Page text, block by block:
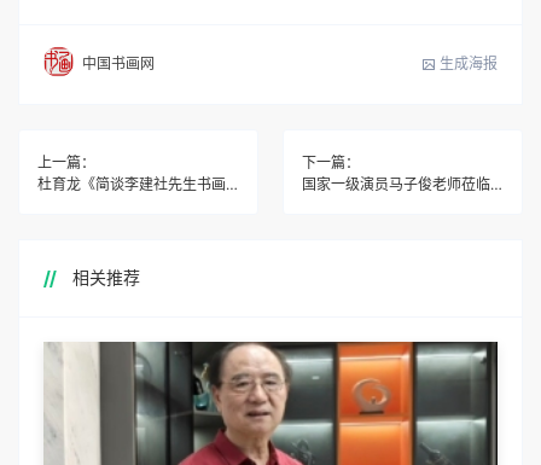
中国书画网 生成海报
上一篇：
杜育龙《简谈李建社先生书画艺术》
下一篇：
国家一级演员马子俊老师莅临青檀寺景区游览
相关推荐